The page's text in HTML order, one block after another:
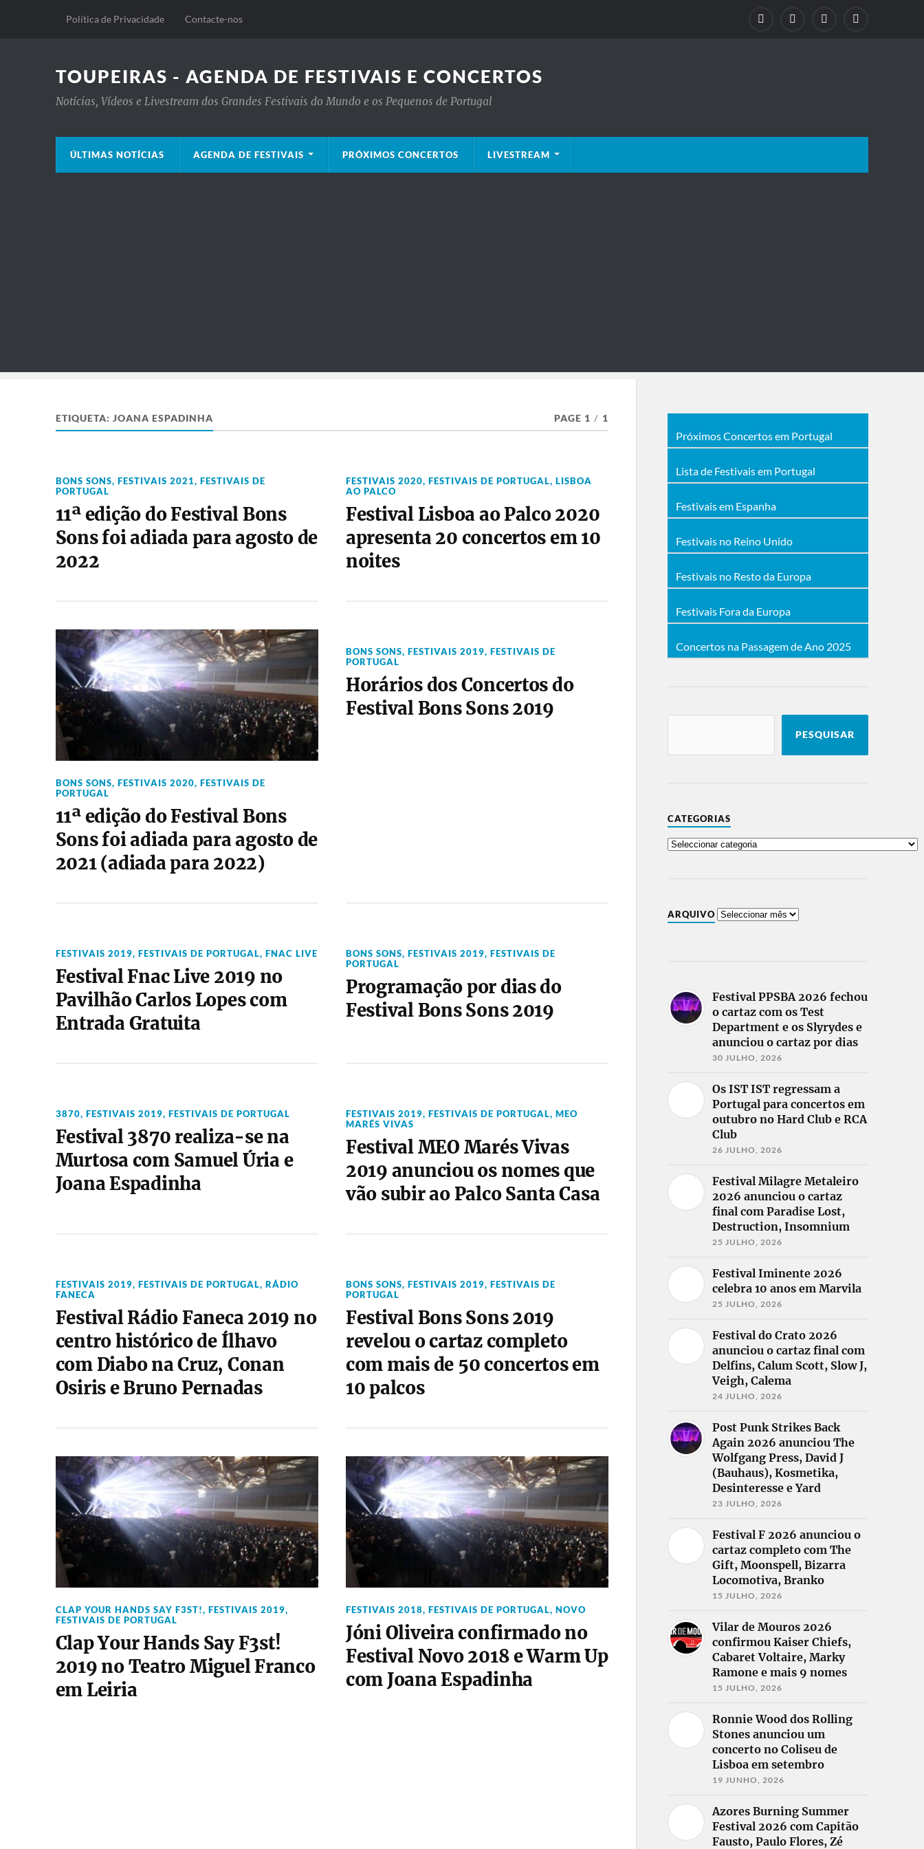
Política de Privacidade Contacte-nos
TOUPEIRAS - AGENDA DE FESTIVAIS E CONCERTOS
Notícias, Vídeos e Livestream dos Grandes Festivais do Mundo e os Pequenos de Portugal
ÚLTIMAS NOTÍCIAS AGENDA DE FESTIVAIS PRÓXIMOS CONCERTOS LIVESTREAM
ETIQUETA: JOANA ESPADINHA PAGE 1 / 1
BONS SONS, FESTIVAIS 2021, FESTIVAIS DE
PORTUGAL
11ª edição do Festival Bons
Sons foi adiada para agosto de
2022
FESTIVAIS 2020, FESTIVAIS DE PORTUGAL, LISBOA
AO PALCO
Festival Lisboa ao Palco 2020
apresenta 20 concertos em 10
noites
BONS SONS, FESTIVAIS 2020, FESTIVAIS DE
PORTUGAL
11ª edição do Festival Bons
Sons foi adiada para agosto de
2021 (adiada para 2022)
BONS SONS, FESTIVAIS 2019, FESTIVAIS DE
PORTUGAL
Horários dos Concertos do
Festival Bons Sons 2019
FESTIVAIS 2019, FESTIVAIS DE PORTUGAL, FNAC LIVE
Festival Fnac Live 2019 no
Pavilhão Carlos Lopes com
Entrada Gratuita
BONS SONS, FESTIVAIS 2019, FESTIVAIS DE
PORTUGAL
Programação por dias do
Festival Bons Sons 2019
3870, FESTIVAIS 2019, FESTIVAIS DE PORTUGAL
Festival 3870 realiza-se na
Murtosa com Samuel Úria e
Joana Espadinha
FESTIVAIS 2019, FESTIVAIS DE PORTUGAL, MEO
MARÉS VIVAS
Festival MEO Marés Vivas
2019 anunciou os nomes que
vão subir ao Palco Santa Casa
FESTIVAIS 2019, FESTIVAIS DE PORTUGAL, RÁDIO
FANECA
Festival Rádio Faneca 2019 no
centro histórico de Ílhavo
com Diabo na Cruz, Conan
Osiris e Bruno Pernadas
BONS SONS, FESTIVAIS 2019, FESTIVAIS DE
PORTUGAL
Festival Bons Sons 2019
revelou o cartaz completo
com mais de 50 concertos em
10 palcos
CLAP YOUR HANDS SAY F3ST!, FESTIVAIS 2019,
FESTIVAIS DE PORTUGAL
Clap Your Hands Say F3st!
2019 no Teatro Miguel Franco
em Leiria
FESTIVAIS 2018, FESTIVAIS DE PORTUGAL, NOVO
Jóni Oliveira confirmado no
Festival Novo 2018 e Warm Up
com Joana Espadinha
Próximos Concertos em Portugal
Lista de Festivais em Portugal
Festivais em Espanha
Festivais no Reino Unido
Festivais no Resto da Europa
Festivais Fora da Europa
Concertos na Passagem de Ano 2025
PESQUISAR
CATEGORIAS
ARQUIVO
Festival PPSBA 2026 fechou
o cartaz com os Test
Department e os Slyrydes e
anunciou o cartaz por dias
30 JULHO, 2026
Os IST IST regressam a
Portugal para concertos em
outubro no Hard Club e RCA
Club
26 JULHO, 2026
Festival Milagre Metaleiro
2026 anunciou o cartaz
final com Paradise Lost,
Destruction, Insomnium
25 JULHO, 2026
Festival Iminente 2026
celebra 10 anos em Marvila
25 JULHO, 2026
Festival do Crato 2026
anunciou o cartaz final com
Delfins, Calum Scott, Slow J,
Veigh, Calema
24 JULHO, 2026
Post Punk Strikes Back
Again 2026 anunciou The
Wolfgang Press, David J
(Bauhaus), Kosmetika,
Desinteresse e Yard
23 JULHO, 2026
Festival F 2026 anunciou o
cartaz completo com The
Gift, Moonspell, Bizarra
Locomotiva, Branko
15 JULHO, 2026
Vilar de Mouros 2026
confirmou Kaiser Chiefs,
Cabaret Voltaire, Marky
Ramone e mais 9 nomes
15 JULHO, 2026
Ronnie Wood dos Rolling
Stones anunciou um
concerto no Coliseu de
Lisboa em setembro
19 JUNHO, 2026
Azores Burning Summer
Festival 2026 com Capitão
Fausto, Paulo Flores, Zé